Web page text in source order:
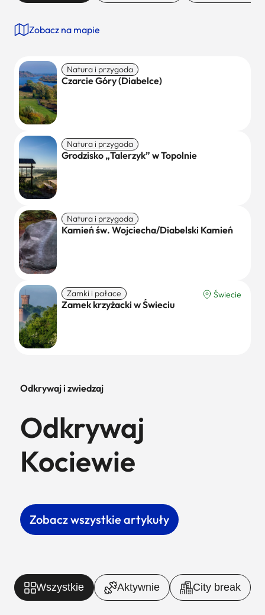
Zobacz na mapie
Natura i przygoda
Czarcie Góry (Diabelce)
Natura i przygoda
Grodzisko „Talerzyk” w Topolnie
Natura i przygoda
Kamień św. Wojciecha/Diabelski Kamień
Zamki i pałace Świecie
Zamek krzyżacki w Świeciu
Odkrywaj i zwiedzaj
Odkrywaj
Kociewie
Zobacz wszystkie artykuły
Wszystkie Aktywnie City break